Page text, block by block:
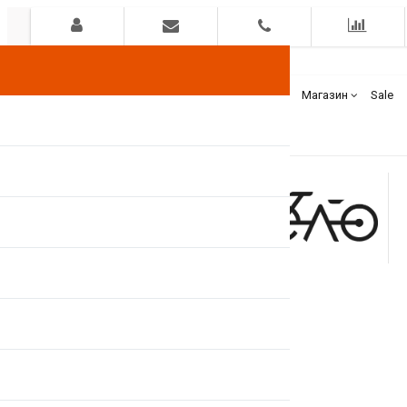
Гарантия Оплата Доставка Бренды Магазин Sale